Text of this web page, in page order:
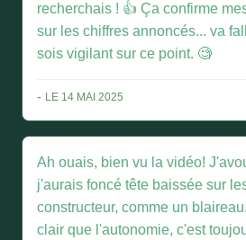
recherchais ! 👍 Ça confirme
sur les chiffres annoncés... va
sois vigilant sur ce point. 🧐
- LE 14 MAI 2025
Ah ouais, bien vu la vidéo!
j'aurais foncé tête baissée sur
constructeur, comme un
clair que l'autonomie, c'est